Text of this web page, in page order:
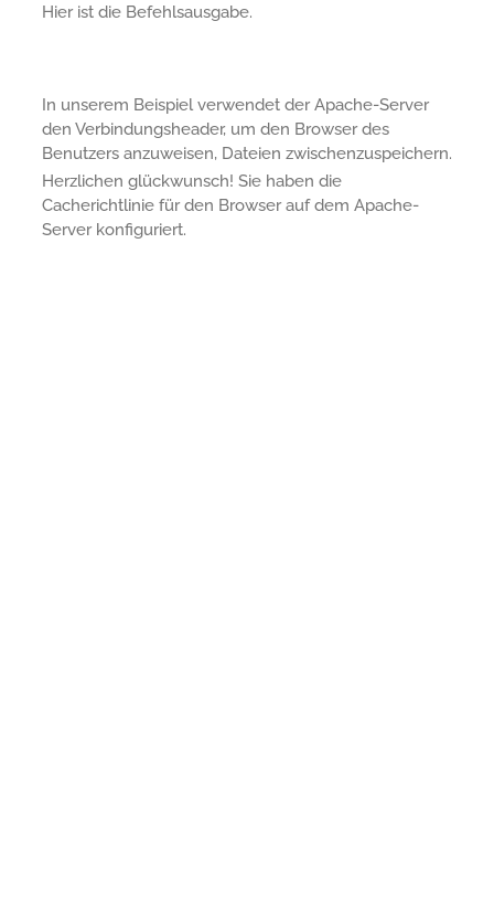
Hier ist die Befehlsausgabe.
In unserem Beispiel verwendet der Apache-Server
den Verbindungsheader, um den Browser des
Benutzers anzuweisen, Dateien zwischenzuspeichern.
Herzlichen glückwunsch! Sie haben die
Cacherichtlinie für den Browser auf dem Apache-
Server konfiguriert.